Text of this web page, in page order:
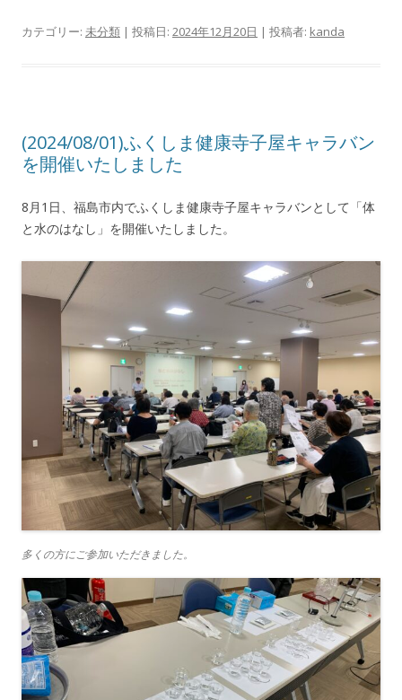
カテゴリー: 未分類 | 投稿日: 2024年12月20日 | 投稿者: kanda
(2024/08/01)ふくしま健康寺子屋キャラバン
を開催いたしました
8月1日、福島市内でふくしま健康寺子屋キャラバンとして「体
と水のはなし」を開催いたしました。
多くの方にご参加いただきました。